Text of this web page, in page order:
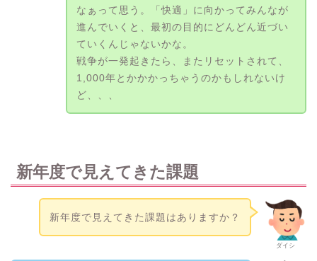
なぁって思う。「快適」に向かってみんなが
進んでいくと、最初の目的にどんどん近づい
ていくんじゃないかな。
戦争が一発起きたら、またリセットされて、
1,000年とかかかっちゃうのかもしれないけ
ど、、、
新年度で見えてきた課題
ダイシ
新年度で見えてきた課題はありますか？